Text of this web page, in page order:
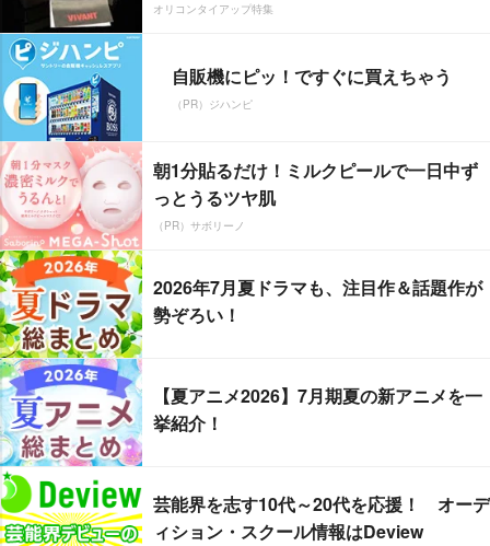
オリコンタイアップ特集
自販機にピッ！ですぐに買えちゃう
（PR）ジハンピ
朝1分貼るだけ！ミルクピールで一日中ず
っとうるツヤ肌
（PR）サボリーノ
2026年7月夏ドラマも、注目作＆話題作が
勢ぞろい！
【夏アニメ2026】7月期夏の新アニメを一
挙紹介！
芸能界を志す10代～20代を応援！ オーデ
ィション・スクール情報はDeview